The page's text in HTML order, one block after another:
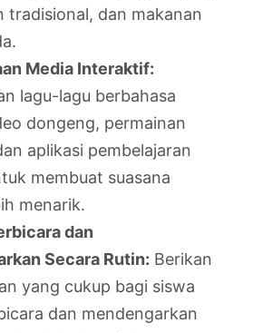
tradisional, dan makanan
Media Interaktif:
lagu-lagu berbahasa
dongeng, permainan
aplikasi pembelajaran
membuat suasana
menarik.
dan
Secara Rutin: Berikan
yang cukup bagi siswa
dan mendengarkan